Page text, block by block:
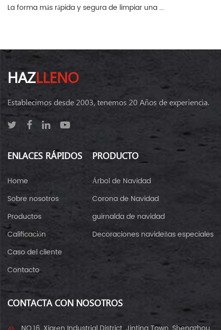
La forma más rápida y segura de limpiar una ...
HAZLLENO
Establecimos desde 2003, tenemos 20 Años de experiencia.
ENLACES RÁPIDOS
Home
Sobre nosotros
Productos
Calificación
Caso del cliente
Contacto
PRODUCTO
Árbol de Navidad
Corona de Navidad
guirnalda de navidad
Decoraciones navideñas especiales
CONTACTA CON NOSOTROS